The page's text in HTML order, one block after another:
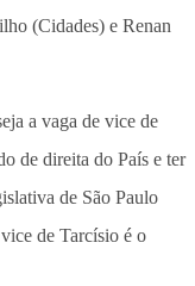
(Cidades) e Renan
a vaga de vice de
de direita do País e ter
de São Paulo
de Tarcísio é o